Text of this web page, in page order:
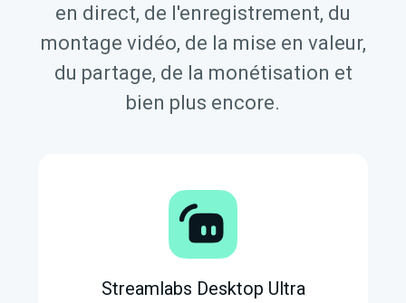
en direct, de l'enregistrement, du
montage vidéo, de la mise en valeur,
du partage, de la monétisation et
bien plus encore.
Streamlabs Desktop Ultra